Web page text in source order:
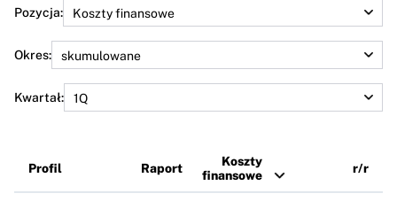
Pozycja:
Okres:
Kwartał:
Profil Raport
Koszty
finansowe
r/r